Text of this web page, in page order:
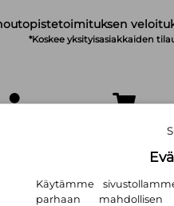
*Koskee yksityisasiakkaiden
Käytämme
parhaan mahdollisen